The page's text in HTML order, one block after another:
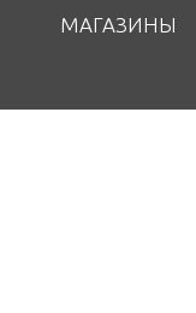
МАГАЗИНЫ